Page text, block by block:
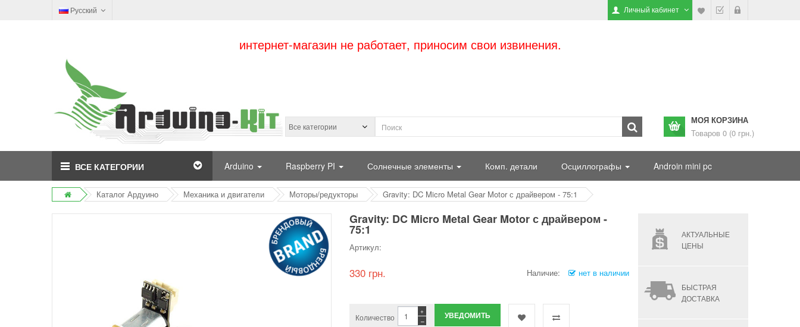
Русский Личный кабинет
интернет-магазин не работает, приносим свои извинения.
МОЯ КОРЗИНА
Товаров 0 (0 грн.)
ВСЕ КАТЕГОРИИ Arduino Raspberry PI Солнечные элементы Комп. детали Осциллографы Androin mini pc
Каталог Ардуино Механика и двигатели Моторы/редукторы Gravity: DC Micro Metal Gear Motor с драйвером - 75:1
Gravity: DC Micro Metal Gear Motor с драйвером -
75:1
Артикул:
330 грн. Наличие: нет в наличии
Количество −
+ УВЕДОМИТЬ
АКТУАЛЬНЫЕ
ЦЕНЫ
БЫСТРАЯ
ДОСТАВКА